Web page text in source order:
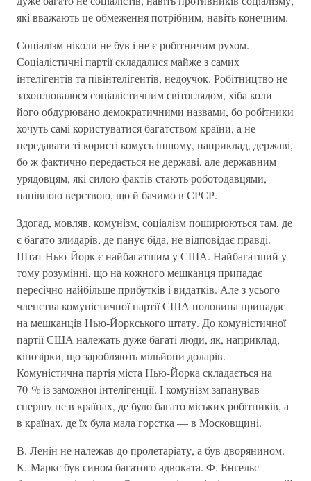
якi вважають це обмеження потрiбним, навiть конечним.
Соцiалiзм нiколи не був i не є робiтничим рухом.
Соцiалiстичнi партiї складалися майже з самих
iнтелiгентiв та пiвiнтелiгентiв, недоучок. Робiтництво не
захоплювалося соцiалiстичним свiтоглядом, хiба коли
його обдурювано демократичними назвами, бо робiтники
хочуть самi користуватися багатством країни, а не
передавати тi користi комусь iншому, наприклад, державi,
бо ж фактично передається не державi, але державним
урядовцям, якi силою фактiв стають роботодавцями,
панiвною верствою, що й бачимо в СРСР.
Здогад, мовляв, комунiзм, соцiалiзм поширюються там, де
є багато злидарiв, де панує бiда, не вiдповiдає правдi.
Штат Нью-Йорк є найбагатшим у США. Найбагатший у
тому розумiннi, що на кожного мешканця припадає
пересiчно найбiльше прибуткiв i видаткiв. Але з усього
членства комунiстичної партiї США половина припадає
на мешканцiв Нью-Йоркського штату. До комунiстичної
партiї США належать дуже багатi люди, як, наприклад,
кiнозiрки, що заробляють мiльйони доларiв.
Комунiстична партiя мiста Нью-Йорка складається на
70 % із заможної iнтелiгенцiї. I комунiзм запанував
спершу не в країнах, де було багато мiських робiтникiв, а
в країнах, де їх була мала горстка — в Московщинi.
В. Ленiн не належав до пролетарiату, а був дворянином.
К. Маркс був сином багатого адвоката. Ф. Енгельс —